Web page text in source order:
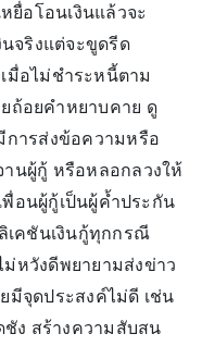
ยื่อโอนเงินแล้วจะ
จริงแต่จะขูดรีด
มื่อไม่ชำระหนี้ตาม
ถ้อยคำหยาบคาย ดู
ารส่งข้อความหรือ
นผู้กู้ หรือหลอกลวงให้
อนผู้กู้เป็นผู้ค้ำประกัน
เคชันเงินกู้ทุกกรณี
ม่หวังดีพยายามส่งข่าว
มีจุดประสงค์ไม่ดี เช่น
ชัง สร้างความสับสน